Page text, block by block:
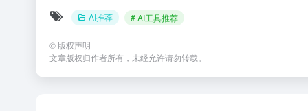
AI推荐 # AI工具推荐
© 版权声明
文章版权归作者所有，未经允许请勿转载。